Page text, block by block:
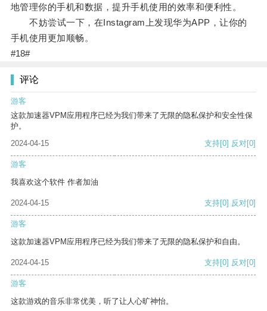
地管理你的手机和数据，提升手机使用的效率和便利性。
不妨尝试一下，在Instagram上发现华为APP，让你的
手机使用更加顺畅。
#18#
评论
游客
这款加速器VPM应用程序已经为我们带来了无限的隐私保护和安全性保
护。
2024-04-15
支持[0] 反对[0]
游客
我喜欢这个软件 作者加油
2024-04-15 支持[0] 反对[0]
游客
这款加速器VPM应用程序已经为我们带来了无限的隐私保护和自由。
2024-04-15 支持[0] 反对[0]
游客
这款游戏的音乐非常优美，听了让人心旷神怡。